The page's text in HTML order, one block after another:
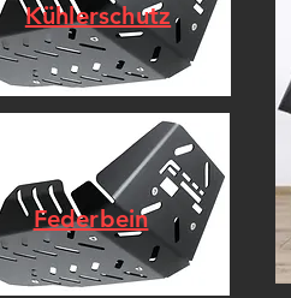
Kühlerschutz
Federbein